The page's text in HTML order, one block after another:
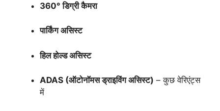
360° डिग्री कैमरा
पार्किंग असिस्ट
हिल होल्ड असिस्ट
ADAS (ऑटोनॉमस ड्राइविंग असिस्ट) – कुछ वेरिएंट्स
में